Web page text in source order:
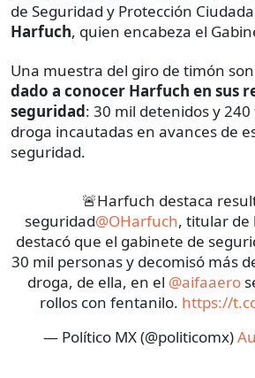
de Seguridad y Protección
Harfuch, quien encabeza el
Una muestra del giro de timón
dado a conocer Harfuch en sus
seguridad: 30 mil detenidos y
droga incautadas en avances de
seguridad.
🚨Harfuch destaca
seguridad@OHarfuch, titular de
destacó que el gabinete de
30 mil personas y decomisó más
droga, de ella, en el @aifaaero
rollos con fentanilo. https://
— Político MX (@politicomx)